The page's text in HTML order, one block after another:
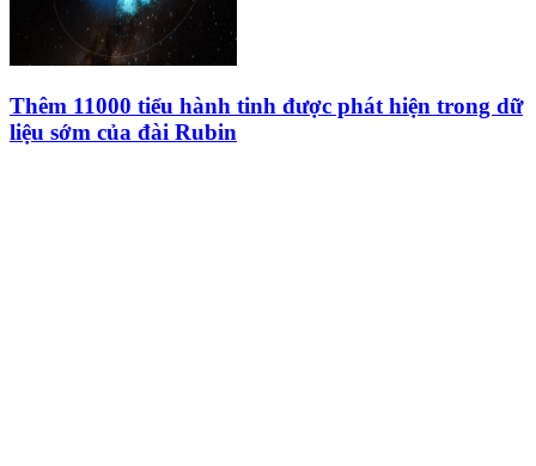
Thêm 11000 tiểu hành tinh được phát hiện trong dữ
liệu sớm của đài Rubin